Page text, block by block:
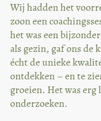
Wij hadden het
zoon een
het was een
als gezin, gaf ons de
écht de unieke
ontdekken – en te
groeien. Het was
onderzoeken.